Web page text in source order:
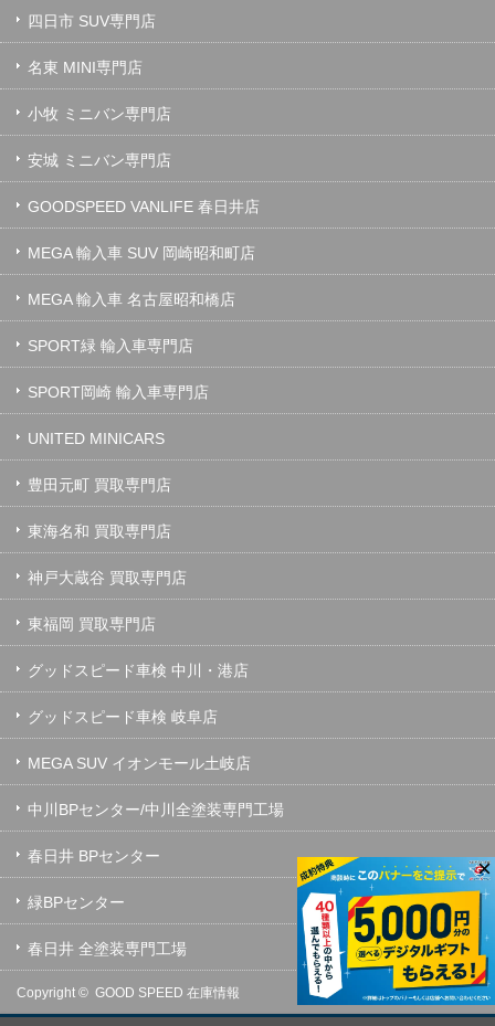
四日市 SUV専門店
名東 MINI専門店
小牧 ミニバン専門店
安城 ミニバン専門店
GOODSPEED VANLIFE 春日井店
MEGA 輸入車 SUV 岡崎昭和町店
MEGA 輸入車 名古屋昭和橋店
SPORT緑 輸入車専門店
SPORT岡崎 輸入車専門店
UNITED MINICARS
豊田元町 買取専門店
東海名和 買取専門店
神戸大蔵谷 買取専門店
東福岡 買取専門店
グッドスピード車検 中川・港店
グッドスピード車検 岐阜店
MEGA SUV イオンモール土岐店
中川BPセンター/中川全塗装専門工場
春日井 BPセンター
緑BPセンター
春日井 全塗装専門工場
Copyright © GOOD SPEED 在庫情報
×